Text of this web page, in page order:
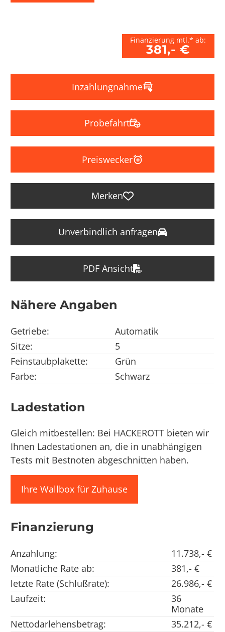
Finanzierung mtl.* ab:
381,- €
Inzahlungnahme
Probefahrt
Preiswecker
Merken
Unverbindlich anfragen
PDF Ansicht
Nähere Angaben
Getriebe:
Automatik
Sitze:
5
Feinstaubplakette:
Grün
Farbe:
Schwarz
Ladestation
Gleich mitbestellen: Bei HACKEROTT bieten wir
Ihnen Ladestationen an, die in unabhängigen
Tests mit Bestnoten abgeschnitten haben.
Ihre Wallbox für Zuhause
Finanzierung
Anzahlung:
11.738,- €
Monatliche Rate ab:
381,- €
letzte Rate (Schlußrate):
26.986,- €
Laufzeit:
36
Monate
Nettodarlehensbetrag:
35.212,- €